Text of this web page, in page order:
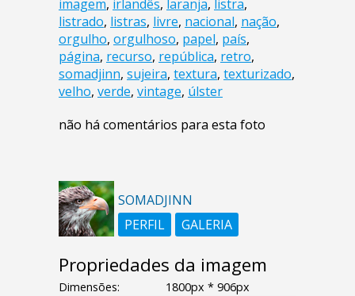
imagem, irlandês, laranja, listra,
listrado, listras, livre, nacional, nação,
orgulho, orgulhoso, papel, país,
página, recurso, república, retro,
somadjinn, sujeira, textura, texturizado,
velho, verde, vintage, úlster
não há comentários para esta foto
SOMADJINN
PERFIL
GALERIA
Propriedades da imagem
Dimensões:
1800px * 906px